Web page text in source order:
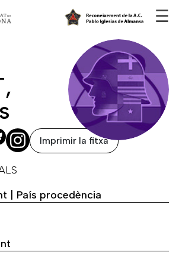
☰
Bluesky Imprimir la fitxa
| País procedència